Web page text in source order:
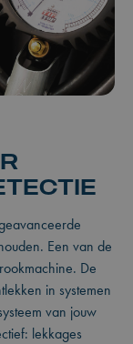
Een van de
De
in systemen
van jouw
lekkages